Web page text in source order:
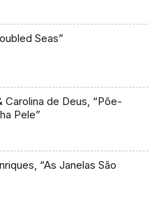
Seas”
Carolina de Deus, “Põe-
Pele”
“As Janelas São